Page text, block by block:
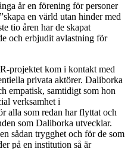
år en förening för personer
en värld utan hinder med
tio åren har de skapat
och erbjudit avlastning för
projektet kom i kontakt med
privata aktörer. Daliborka
empatisk, samtidigt som hon
verksamhet i
alla som redan har flyttat och
som Daliborka utvecklar.
sådan trygghet och för de som
på en institution så är